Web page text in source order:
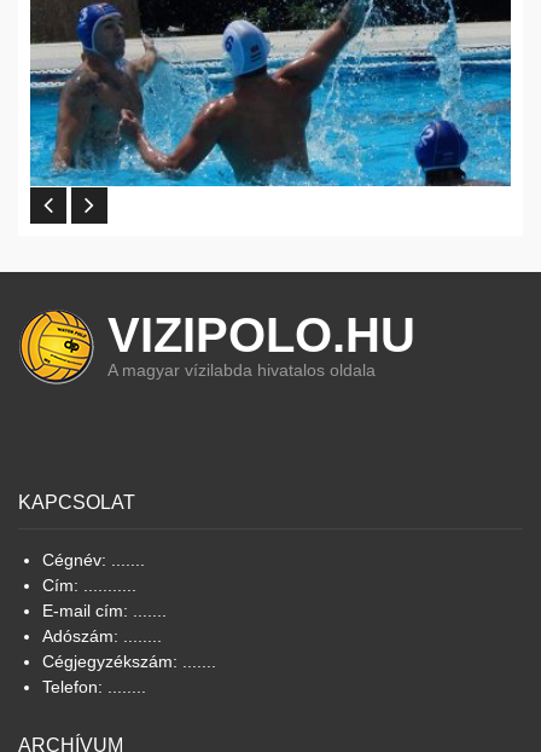
VIZIPOLO.HU
A magyar vízilabda hivatalos oldala
KAPCSOLAT
Cégnév: .......
Cím: ...........
E-mail cím: .......
Adószám: ........
Cégjegyzékszám: .......
Telefon: ........
ARCHÍVUM